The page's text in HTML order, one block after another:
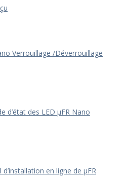
Verrouillage /Déverrouillage
d’état des LED μFR Nano
d’installation en ligne de μFR